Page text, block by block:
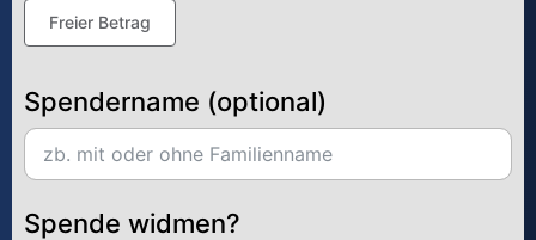
Freier Betrag
Spendername (optional)
Spende widmen?